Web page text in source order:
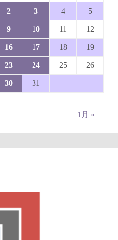
2 3 4 5
9 10 11 12
16 17 18 19
23 24 25 26
30 31
1月 »